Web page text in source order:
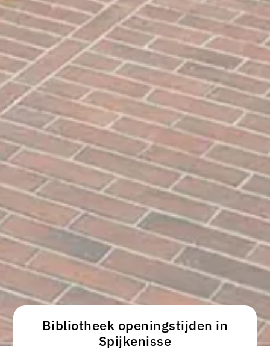
Bibliotheek openingstijden in
Spijkenisse